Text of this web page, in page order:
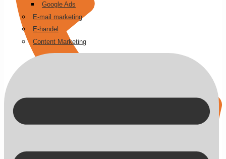
Google Ads
E-mail marketing
E-handel
Content Marketing